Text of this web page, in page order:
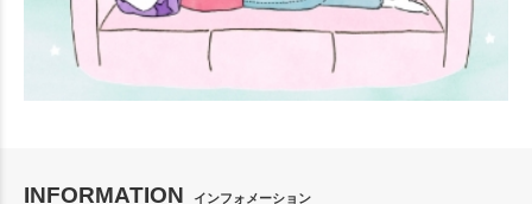
INFORMATION インフォメーション